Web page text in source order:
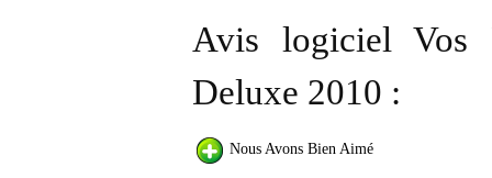
Avis logiciel Vos
Deluxe 2010 :
Nous Avons Bien Aimé